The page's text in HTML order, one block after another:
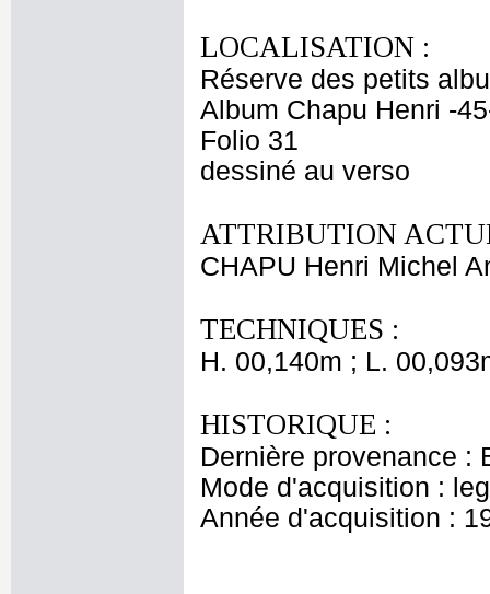
LOCALISATION :
Réserve des petits
Album Chapu Henri -
Folio 31
dessiné au verso
ATTRIBUTION
CHAPU Henri Michel
TECHNIQUES :
H. 00,140m ; L.
HISTORIQUE :
Dernière provenance :
Mode d'acquisition :
Année d'acquisition :